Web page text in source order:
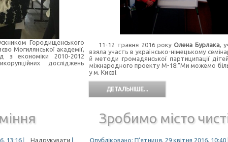
Городищенського
Могилянської академії,
з економіки 2010-2012
досліджень
11-12 травня 2016 рокуОлена Бурлака,
взяла участь в українсько-німецькому
й методи громадянської партиципації
міжнародного проекту М-18:"Ми можемо
у м. Києві.
ДЕТАЛЬНІШЕ...
13:16 Надрукувати
Зробимо місто
Опубліковано: П'ятниця, 29 квітня 2016, 10:40|